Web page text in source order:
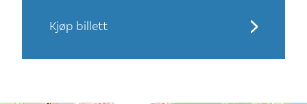
Kjøp billett